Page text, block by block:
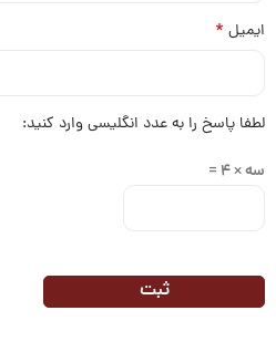
ایمیل *
لطفا پاسخ را به عدد انگلیسی وارد کنید:
سه × 4 =